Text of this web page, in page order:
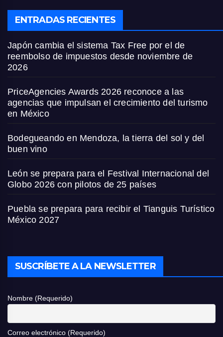
ENTRADAS RECIENTES
Japón cambia el sistema Tax Free por el de
reembolso de impuestos desde noviembre de
2026
PriceAgencies Awards 2026 reconoce a las
agencias que impulsan el crecimiento del turismo
en México
Bodegueando en Mendoza, la tierra del sol y del
buen vino
León se prepara para el Festival Internacional del
Globo 2026 con pilotos de 25 países
Puebla se prepara para recibir el Tianguis Turístico
México 2027
SUSCRÍBETE A LA NEWSLETTER
Nombre (Requerido)
Correo electrónico (Requerido)